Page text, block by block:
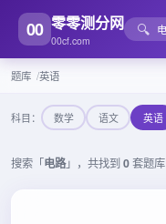
00 零零测分网
00cf.com
🔍
题库 英语
科目： 数学 语文 英语
搜索「电路」，共找到0套题库